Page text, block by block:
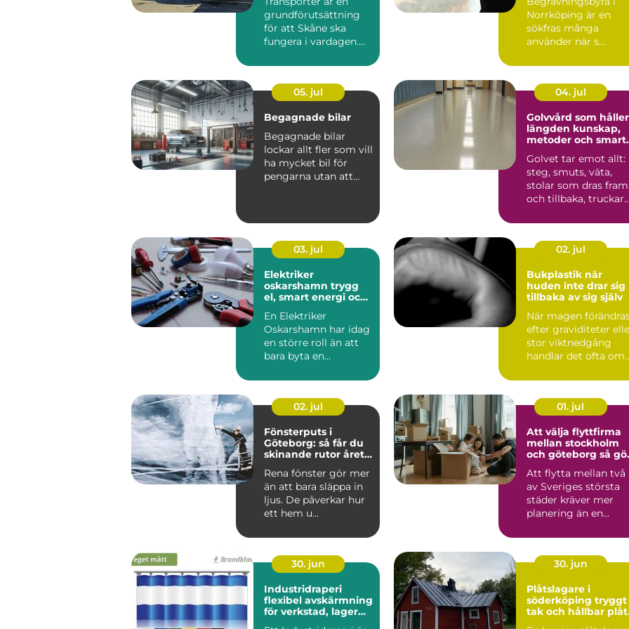
grundförutsättning
för att Skåne ska
fungera i vardagen....
Norrköping är en
sökfras många
använder när s...
05. jul
Begagnade bilar
Begagnade bilar
lockar allt fler som vill
ha mycket bil för
pengarna utan att
04. jul
Golvvård som
längden kunskap,
metoder och
Golvet tar emot allt:
steg, smuts, väta,
stolar som dras fram
och tillbaka, truckar
03. jul
Elektriker
oskarshamn trygg
el, smart energi och
En Elektriker
Oskarshamn har idag
en större roll än att
bara byta en
sätta upp en...
02. jul
Bukplastik när
huden inte drar sig
tillbaka av sig själv
När magen
efter graviditeter
stor viktnedgång
handlar det ofta om
02. jul
Fönsterputs i
Göteborg: så får du
skinande rutor året
Rena fönster gör mer
än att bara släppa in
ljus. De påverkar hur
ett hem u...
01. jul
Att välja flyttfirma
mellan stockholm
och göteborg så gör
smart flytt
Att flytta mellan två
av Sveriges största
städer kräver mer
planering än en
hörnet...
30. jun
Industridraperi
flexibel avskärmning
för verkstad, lager
30. jun
Plåtslagare i
söderköping tryggt
tak och hållbar plåt